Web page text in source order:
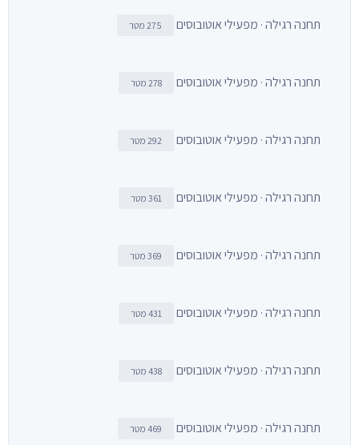
תחנה רגילה · מפעילי אוטובוסים 275 מטר
תחנה רגילה · מפעילי אוטובוסים 278 מטר
תחנה רגילה · מפעילי אוטובוסים 292 מטר
תחנה רגילה · מפעילי אוטובוסים 361 מטר
תחנה רגילה · מפעילי אוטובוסים 369 מטר
תחנה רגילה · מפעילי אוטובוסים 431 מטר
תחנה רגילה · מפעילי אוטובוסים 438 מטר
תחנה רגילה · מפעילי אוטובוסים 469 מטר